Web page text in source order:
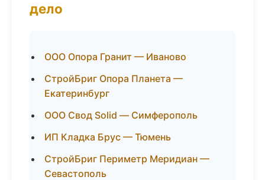
дело
ООО Опора Гранит — Иваново
СтройБриг Опора Планета —
Екатеринбург
ООО Свод Solid — Симферополь
ИП Кладка Брус — Тюмень
СтройБриг Периметр Меридиан —
Севастополь